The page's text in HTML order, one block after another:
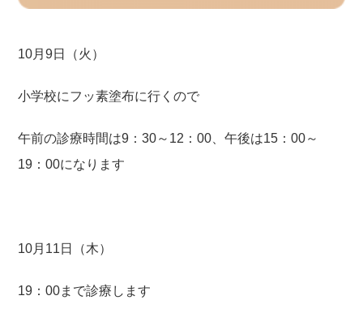
10月9日（火）
小学校にフッ素塗布に行くので
午前の診療時間は9：30～12：00、午後は15：00～
19：00になります
10月11日（木）
19：00まで診療します